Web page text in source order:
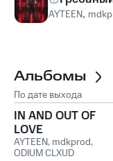
AYTEEN,
Альбомы
По дате выхода
IN AND OUT OF
LOVE
AYTEEN, mdkprod,
ODIUM CLXUD